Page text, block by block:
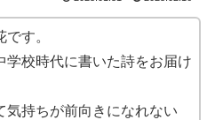
す。
学校時代に書いた詩をお届け
気持ちが前向きになれない